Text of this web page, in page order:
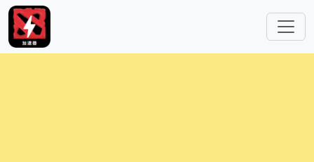
跳转到主要内容